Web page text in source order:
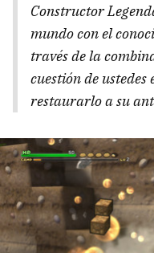
Constructor
mundo con el
través de la
cuestión de
restaurarlo a su